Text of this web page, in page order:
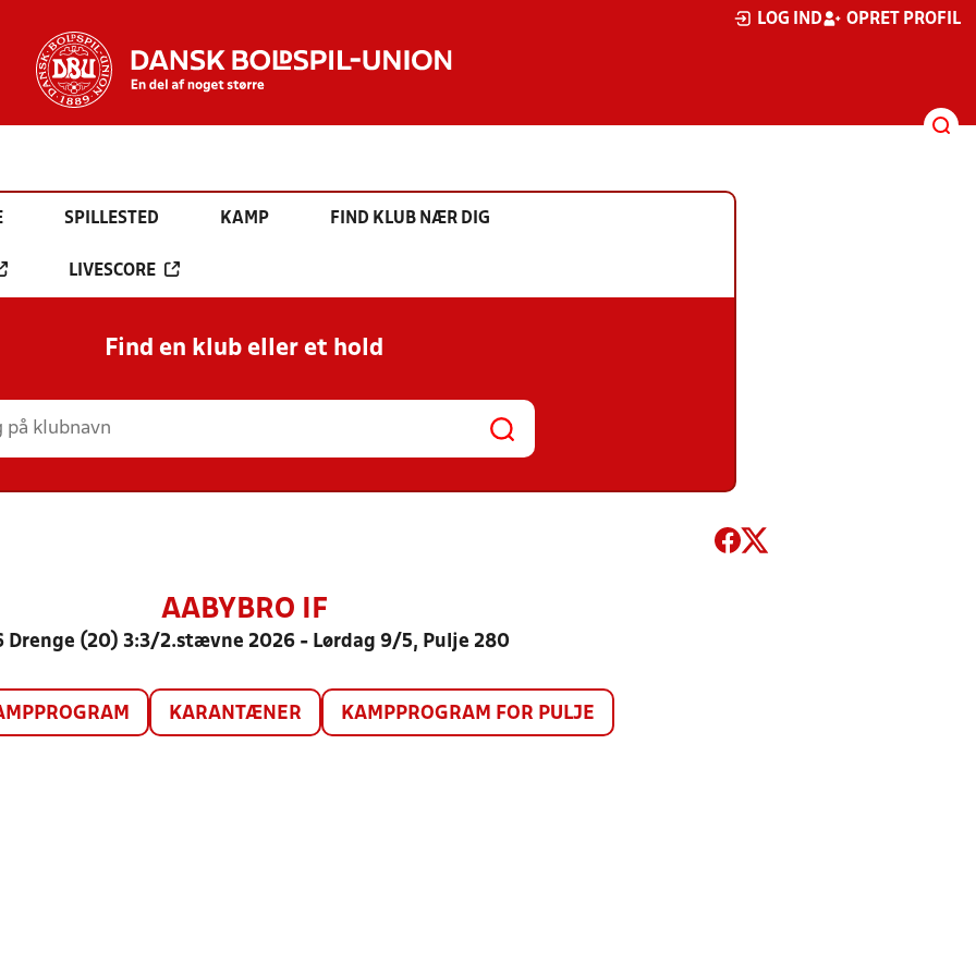
LOG IND OPRET PROFIL
SPILLESTED KAMP FIND KLUB NÆR DIG
LIVESCORE
Find en klub eller et hold
AABYBRO IF
Drenge (20) 3:3/2.stævne 2026 - Lørdag 9/5, Pulje 280
KARANTÆNER KAMPPROGRAM FOR PULJE